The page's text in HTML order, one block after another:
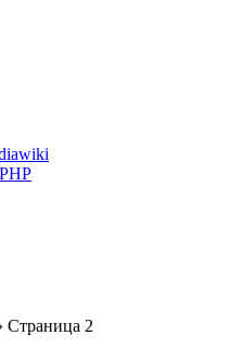
Страница 2